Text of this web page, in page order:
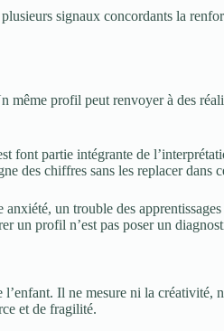
signaux concordants la
profil peut renvoyer à des
font partie intégrante de
des chiffres sans les replacer dans
un trouble des
un profil n’est pas poser un
Il ne mesure ni la
et de fragilité.